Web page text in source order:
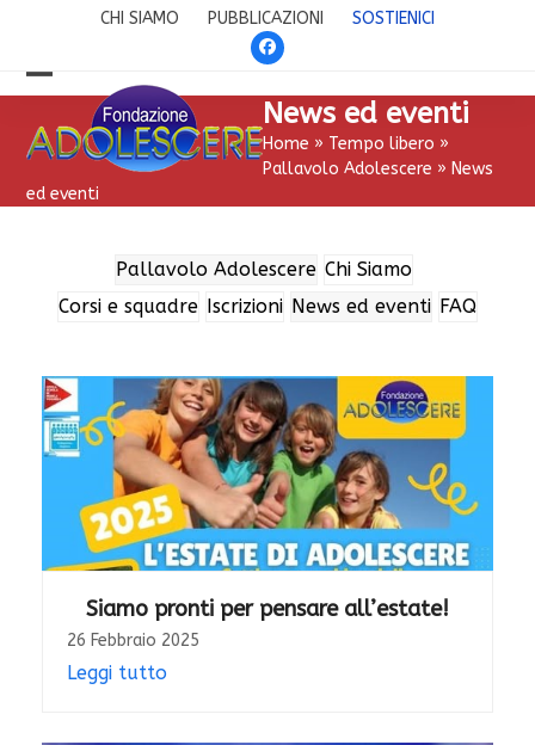
content
CHI SIAMO PUBBLICAZIONI
SOSTIENICI
Facebook
Open
mobile
menu
Close
mobile
menu
News ed eventi
Home » Tempo libero »
Pallavolo Adolescere » News
ed eventi
Pallavolo Adolescere Chi Siamo
Corsi e squadre Iscrizioni News ed eventi FAQ
Siamo pronti per pensare all’estate!
26 Febbraio 2025
Leggi tutto